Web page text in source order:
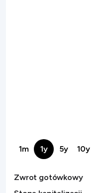
1m 1y 5y 10y
Zwrot gotówkowy